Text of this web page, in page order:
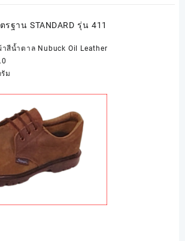
รฐาน STANDARD รุ่น 411
สีน้ำตาล Nubuck Oil Leather
ม